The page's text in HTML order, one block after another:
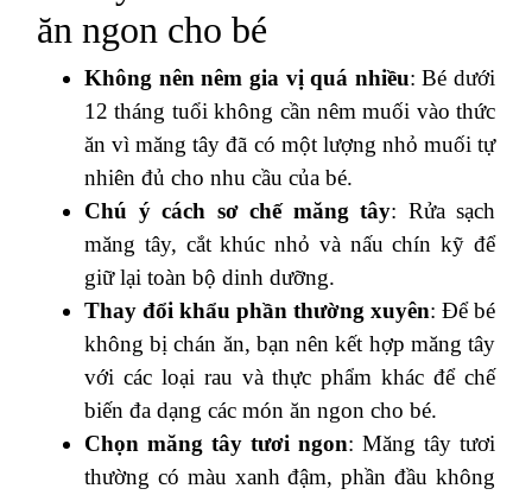
ăn ngon cho bé
Không nên nêm gia vị quá nhiều: Bé dưới
12 tháng tuổi không cần nêm muối vào thức
ăn vì măng tây đã có một lượng nhỏ muối tự
nhiên đủ cho nhu cầu của bé.
Chú ý cách sơ chế măng tây: Rửa sạch
măng tây, cắt khúc nhỏ và nấu chín kỹ để
giữ lại toàn bộ dinh dưỡng.
Thay đổi khẩu phần thường xuyên: Để bé
không bị chán ăn, bạn nên kết hợp măng tây
với các loại rau và thực phẩm khác để chế
biến đa dạng các món ăn ngon cho bé.
Chọn măng tây tươi ngon: Măng tây tươi
thường có màu xanh đậm, phần đầu không